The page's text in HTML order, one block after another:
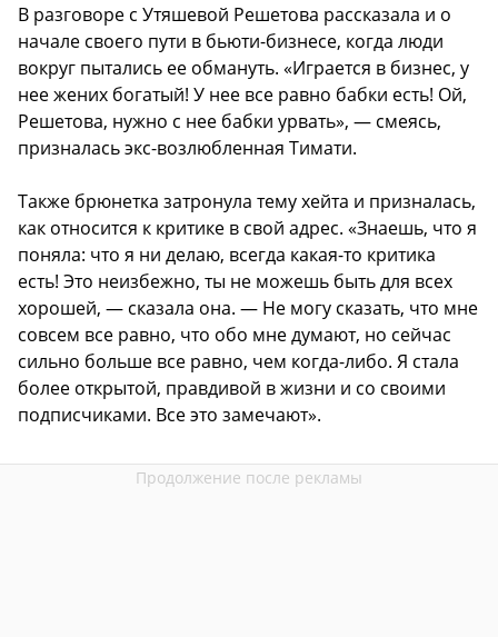
В разговоре с Утяшевой Решетова рассказала и о
начале своего пути в бьюти-бизнесе, когда люди
вокруг пытались ее обмануть. «Играется в бизнес, у
нее жених богатый! У нее все равно бабки есть! Ой,
Решетова, нужно с нее бабки урвать», — смеясь,
призналась экс-возлюбленная Тимати.
Также брюнетка затронула тему хейта и призналась,
как относится к критике в свой адрес. «Знаешь, что я
поняла: что я ни делаю, всегда какая-то критика
есть! Это неизбежно, ты не можешь быть для всех
хорошей, — сказала она. — Не могу сказать, что мне
совсем все равно, что обо мне думают, но сейчас
сильно больше все равно, чем когда-либо. Я стала
более открытой, правдивой в жизни и со своими
подписчиками. Все это замечают».